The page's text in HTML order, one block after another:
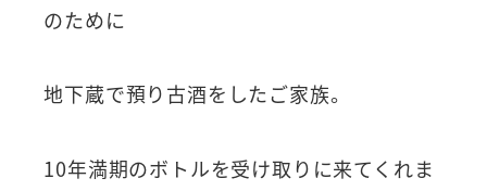
のために
地下蔵で預り古酒をしたご家族。
10年満期のボトルを受け取りに来てくれま